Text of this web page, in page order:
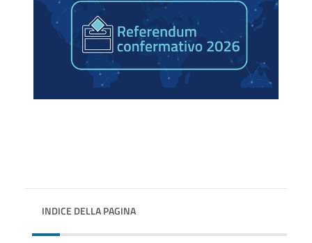
INDICE DELLA PAGINA